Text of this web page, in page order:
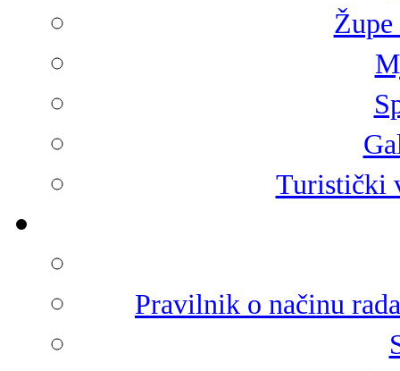
Turistički
Pravilnik o načinu